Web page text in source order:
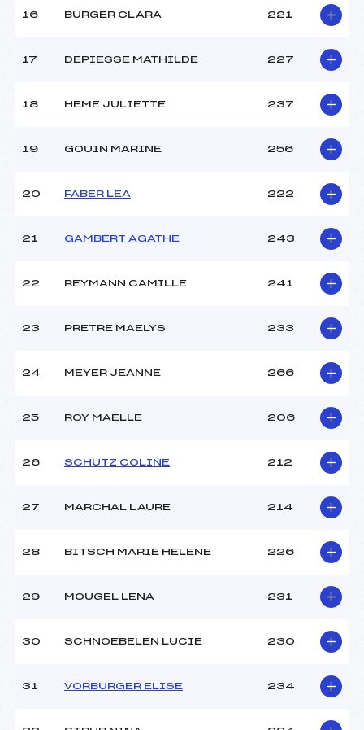
2
2
Mic->Ben
16 BURGER CLARA 221
17 DEPIESSE MATHILDE 227
18 HEME JULIETTE 237
19 GOUIN MARINE 256
20 FABER LEA 222
21 GAMBERT AGATHE 243
22 REYMANN CAMILLE 241
23 PRETRE MAELYS 233
24 MEYER JEANNE 266
25 ROY MAELLE 206
26 SCHUTZ COLINE 212
27 MARCHAL LAURE 214
28 BITSCH MARIE HELENE 226
29 MOUGEL LENA 231
30 SCHNOEBELEN LUCIE 230
31 VORBURGER ELISE 234